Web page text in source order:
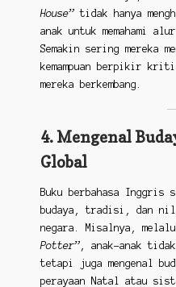
House”tidak hanya
anak untuk memahami
Semakin sering mereka
kemampuan berpikir kritis
mereka berkembang.
4. Mengenal
Global
Buku berbahasa Inggris
budaya, tradisi, dan
negara. Misalnya,
Potter”, anak-anak tidak
tetapi juga mengenal
perayaan Natal atau